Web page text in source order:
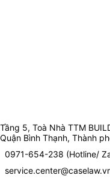
Tầng 5, Toà Nhà TTM
Quận Bình Thạnh, Thành
0971-654-238 (Hotline/